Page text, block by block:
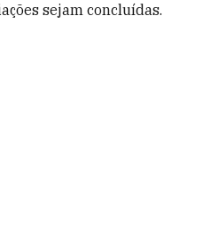
sejam concluídas.